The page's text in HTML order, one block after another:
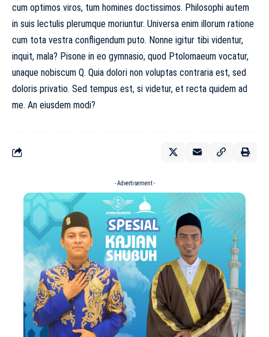
cum optimos viros, tum homines doctissimos. Philosophi autem
in suis lectulis plerumque moriuntur. Universa enim illorum ratione
cum tota vestra confligendum puto. Nonne igitur tibi videntur,
inquit, mala? Pisone in eo gymnasio, quod Ptolomaeum vocatur,
unaque nobiscum Q. Quia dolori non voluptas contraria est, sed
doloris privatio. Sed tempus est, si videtur, et recta quidem ad
me. An eiusdem modi?
- Advertisement -